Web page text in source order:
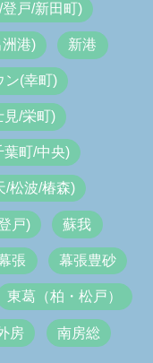
戸/新田町)
港) 新港
ン(幸町)
見/栄町)
葉町/中央)
/松波/椿森)
戸) 蘇我
張 幕張豊砂
東葛（柏・松戸）
房 南房総